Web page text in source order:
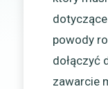
powody
dołączyć
zawarcie